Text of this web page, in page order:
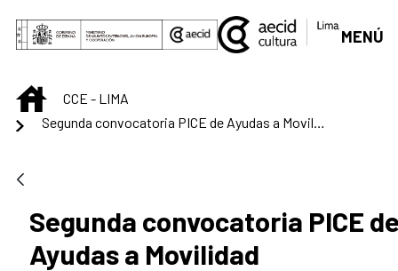
Saltar al contenido principal
MENÚ
INICIOCCE - LIMA
Segunda convocatoria PICE de Ayudas a Movilidad
Segunda convocatoria PICE
Ayudas a Movilidad